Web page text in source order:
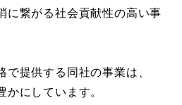
に繋がる社会貢献性の高い事
提供する同社の事業は、
かにしています。